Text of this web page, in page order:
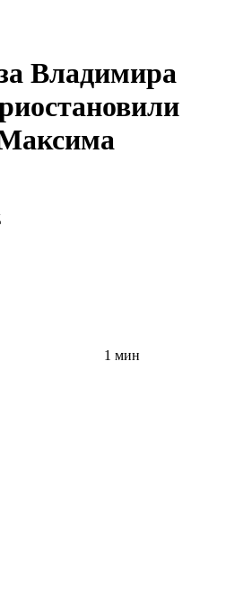
Владимира
1 мин